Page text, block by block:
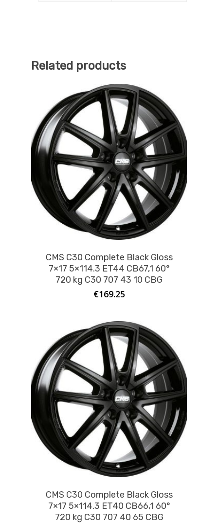
Related products
CMS C30 Complete Black Gloss
7×17 5×114.3 ET44 CB67,1 60°
720 kg C30 707 43 10 CBG
€169.25
CMS C30 Complete Black Gloss
7×17 5×114.3 ET40 CB66,1 60°
720 kg C30 707 40 65 CBG